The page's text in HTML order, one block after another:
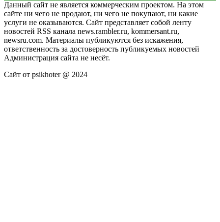
Данный сайт не является коммерческим проектом. На этом
сайте ни чего не продают, ни чего не покупают, ни какие
услуги не оказываются. Сайт представляет собой ленту
новостей RSS канала news.rambler.ru, kommersant.ru,
newsru.com. Материалы публикуются без искажения,
ответственность за достоверность публикуемых новостей
Администрация сайта не несёт.
Сайт от psikhoter @ 2024